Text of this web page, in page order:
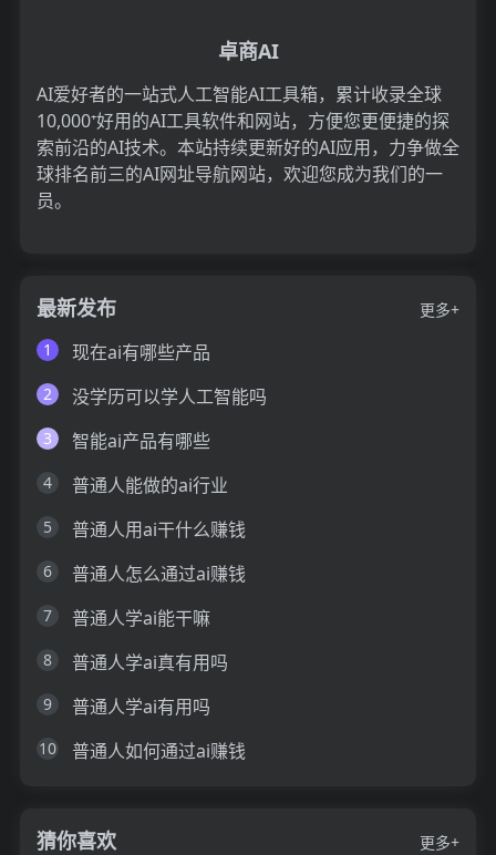
卓商AI
AI爱好者的一站式人工智能AI工具箱，累计收录全球
10,000⁺好用的AI工具软件和网站，方便您更便捷的探
索前沿的AI技术。本站持续更新好的AI应用，力争做全
球排名前三的AI网址导航网站，欢迎您成为我们的一
员。
最新发布
更多+
1
现在ai有哪些产品
2 没学历可以学人工智能吗
3 智能ai产品有哪些
4 普通人能做的ai行业
5 普通人用ai干什么赚钱
6 普通人怎么通过ai赚钱
7 普通人学ai能干嘛
8 普通人学ai真有用吗
9 普通人学ai有用吗
10 普通人如何通过ai赚钱
猜你喜欢 更多+